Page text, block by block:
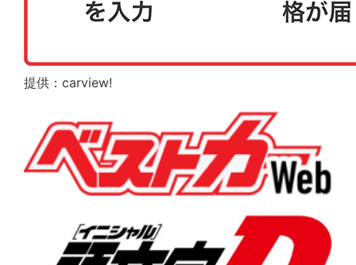
提供：carview!